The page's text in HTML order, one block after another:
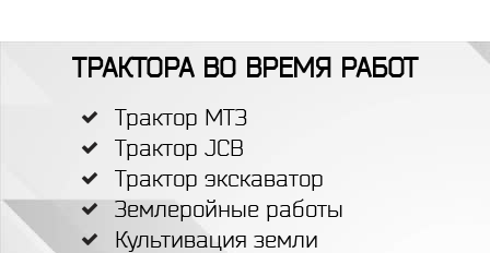
ТРАКТОРА ВО ВРЕМЯ РАБОТ
Трактор МТЗ
Трактор JCB
Трактор экскаватор
Землеройные работы
Культивация земли